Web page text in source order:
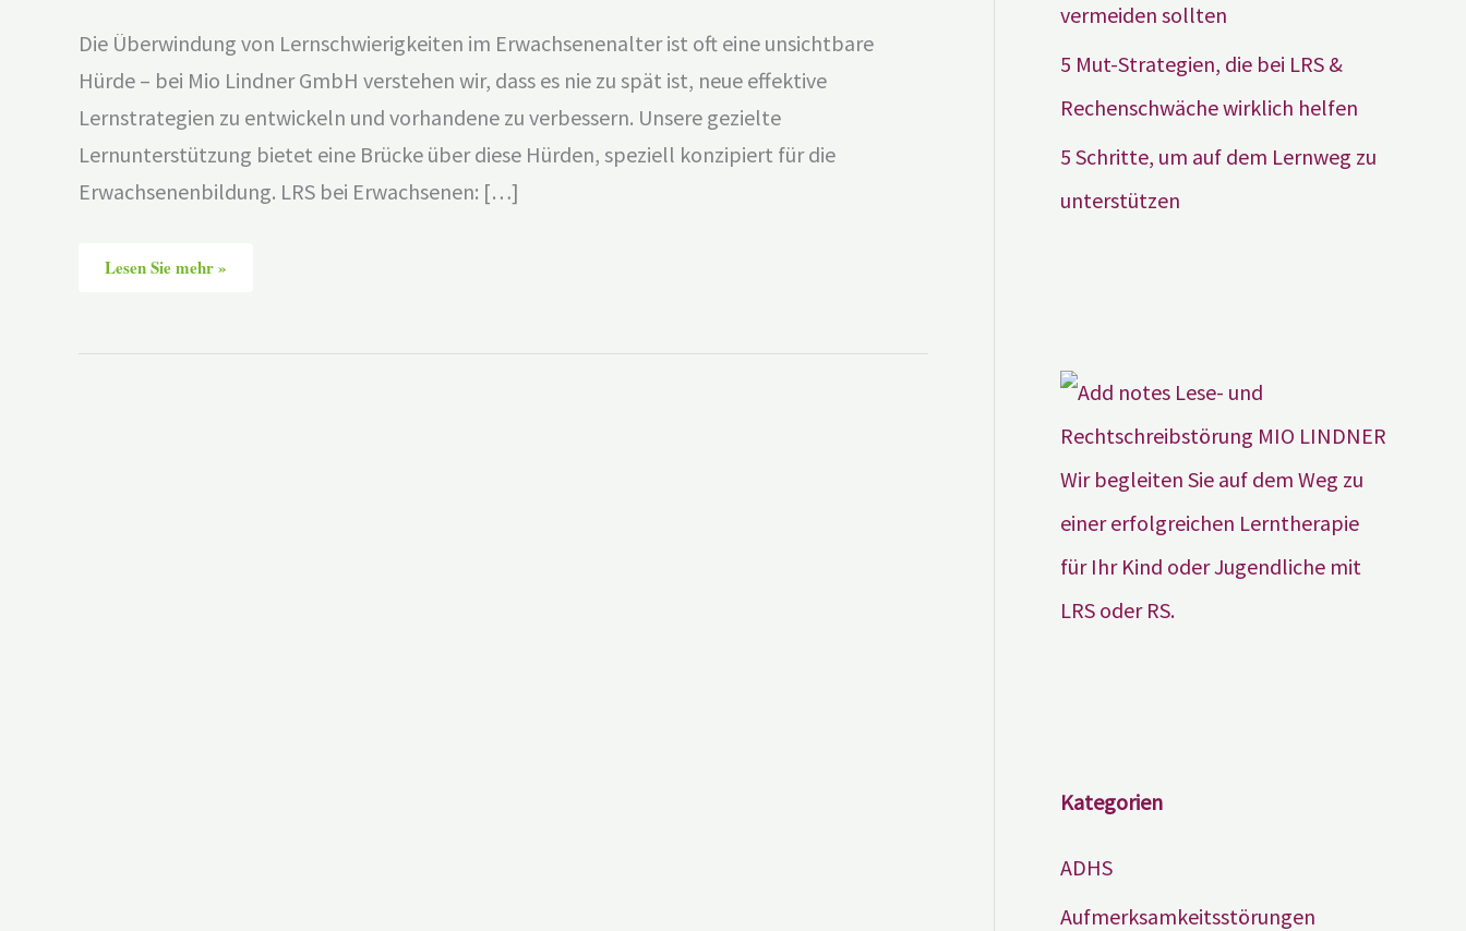
Die Überwindung von Lernschwierigkeiten im Erwachsenenalter ist oft eine unsichtbare
Hürde – bei Mio Lindner GmbH verstehen wir, dass es nie zu spät ist, neue effektive
Lernstrategien zu entwickeln und vorhandene zu verbessern. Unsere gezielte
Lernunterstützung bietet eine Brücke über diese Hürden, speziell konzipiert für die
Erwachsenenbildung. LRS bei Erwachsenen: […]
Lesen Sie mehr »
vermeiden sollten
5 Mut-Strategien, die bei LRS &
Rechenschwäche wirklich helfen
5 Schritte, um auf dem Lernweg zu
unterstützen
Wir begleiten Sie auf dem Weg zu
einer erfolgreichen Lerntherapie
für Ihr Kind oder Jugendliche mit
LRS oder RS.
Kategorien
ADHS
Aufmerksamkeitsstörungen